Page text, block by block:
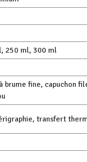
250 ml, 300 ml
brume fine, capuchon
transfert